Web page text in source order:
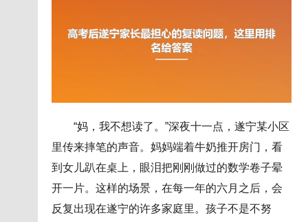
“妈，我不想读了。”深夜十一点，遂宁某小区
里传来摔笔的声音。妈妈端着牛奶推开房门，看
到女儿趴在桌上，眼泪把刚刚做过的数学卷子晕
开一片。这样的场景，在每一年的六月之后，会
反复出现在遂宁的许多家庭里。孩子不是不努